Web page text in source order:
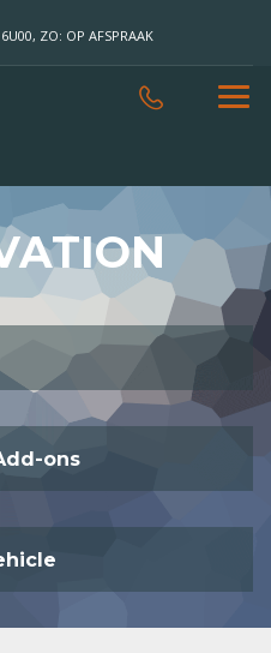
ZO: OP AFSPRAAK
ons